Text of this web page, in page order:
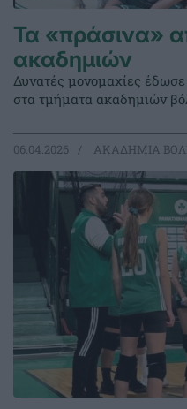
Τα «πράσινα»
ακαδημιών
Δυνατές μονομαχίες
στα τμήματα ακαδημιών
06.04.2026 ΑΚΑΔΗΜΙΑ